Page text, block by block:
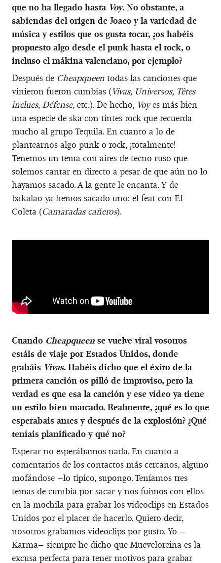
que no ha llegado hasta Voy. No obstante, a
sabiendas del origen de Joaco y la variedad de
música y estilos que os gusta tocar, ¿os habéis
propuesto algo desde el punk hasta el rock, o
incluso el mákina valenciano, por ejemplo?
Después de Cheapqueen todas las canciones que
vinieron fueron cumbias (Vivas, Universos, Têtes
inclues, Défense, etc.). De hecho, Voyes más bien
una especie de ska con tintes rock que recuerda
mucho al grupo Tequila. En cuanto a lo de
plantearnos algo punk o rock, ¡totalmente!
Tenemos un tema con aires de tecno ruso que
solemos cantar en directo a pesar de que aún no lo
hayamos sacado. A la gente le encanta. Y de
bakalao ya hemos sacado uno: el feat con El
Coleta (Camaradas cañeros).
Cuando Cheapqueen se vuelve viral vosotros
estáis de viaje por Estados Unidos, donde
grabáis Vivas. Habéis dicho que el éxito de la
primera canción os pilló de improviso, pero la
verdad es que esa la canción y ese vídeo ya tiene
un estilo bien marcado. Realmente, ¿qué es lo que
esperabais antes y después de la explosión? ¿Qué
teníais planificado y qué no?
Esperar no esperábamos nada. En cuanto a
comentarios de los contactos más cercanos, alguno
mofándose –lo típico, supongo. Teníamos tres
temas de cumbia por sacar y nos fuimos con ellos
en la mochila para grabar los videoclips en Estados
Unidos por el placer de hacerlo. Quiero decir,
nosotros grabamos videoclips por gusto. Yo –
Karma– siempre he dicho que Mueveloreina es la
excusa perfecta para tener motivos para grabar